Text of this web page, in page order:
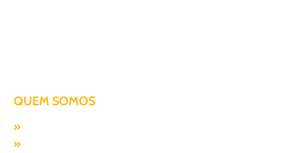
QUEM SOMOS